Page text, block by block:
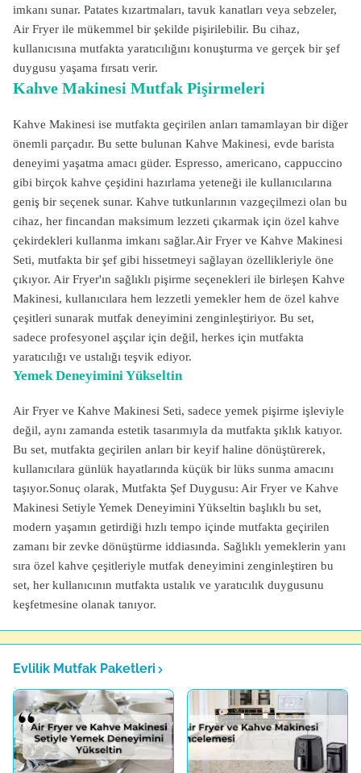
imkanı sunar. Patates kızartmaları, tavuk kanatları veya sebzeler,
Air Fryer ile mükemmel bir şekilde pişirilebilir. Bu cihaz,
kullanıcısına mutfakta yaratıcılığını konuşturma ve gerçek bir şef
duygusu yaşama fırsatı verir.
Kahve Makinesi Mutfak Pişirmeleri
Kahve Makinesi ise mutfakta geçirilen anları tamamlayan bir diğer
önemli parçadır. Bu sette bulunan Kahve Makinesi, evde barista
deneyimi yaşatma amacı güder. Espresso, americano, cappuccino
gibi birçok kahve çeşidini hazırlama yeteneği ile kullanıcılarına
geniş bir seçenek sunar. Kahve tutkunlarının vazgeçilmezi olan bu
cihaz, her fincandan maksimum lezzeti çıkarmak için özel kahve
çekirdekleri kullanma imkanı sağlar.Air Fryer ve Kahve Makinesi
Seti, mutfakta bir şef gibi hissetmeyi sağlayan özellikleriyle öne
çıkıyor. Air Fryer'ın sağlıklı pişirme seçenekleri ile birleşen Kahve
Makinesi, kullanıcılara hem lezzetli yemekler hem de özel kahve
çeşitleri sunarak mutfak deneyimini zenginleştiriyor. Bu set,
sadece profesyonel aşçılar için değil, herkes için mutfakta
yaratıcılığı ve ustalığı teşvik ediyor.
Yemek Deneyimini Yükseltin
Air Fryer ve Kahve Makinesi Seti, sadece yemek pişirme işleviyle
değil, aynı zamanda estetik tasarımıyla da mutfakta şıklık katıyor.
Bu set, mutfakta geçirilen anları bir keyif haline dönüştürerek,
kullanıcılara günlük hayatlarında küçük bir lüks sunma amacını
taşıyor.Sonuç olarak, Mutfakta Şef Duygusu: Air Fryer ve Kahve
Makinesi Setiyle Yemek Deneyimini Yükseltin başlıklı bu set,
modern yaşamın getirdiği hızlı tempo içinde mutfakta geçirilen
zamanı bir zevke dönüştürme iddiasında. Sağlıklı yemeklerin yanı
sıra özel kahve çeşitleriyle mutfak deneyimini zenginleştiren bu
set, her kullanıcının mutfakta ustalık ve yaratıcılık duygusunu
keşfetmesine olanak tanıyor.
Evlilik Mutfak Paketleri